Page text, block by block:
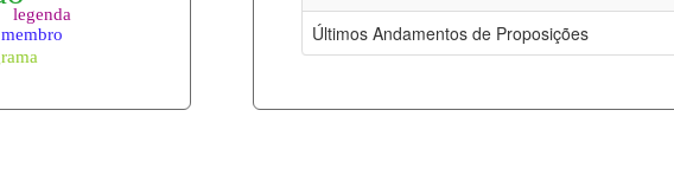
Últimos Andamentos de Proposições
06-08-2026